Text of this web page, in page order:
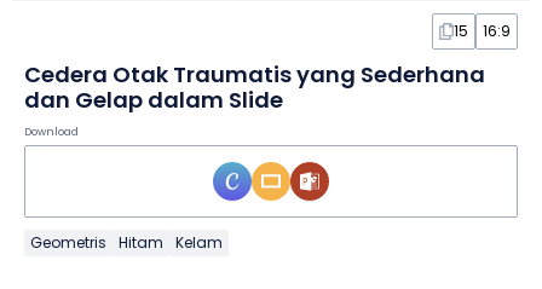
15 16:9
Cedera Otak Traumatis yang Sederhana
dan Gelap dalam Slide
Download
Geometris Hitam Kelam